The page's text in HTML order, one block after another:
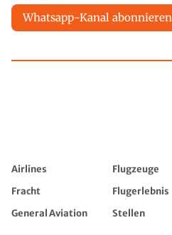
Whatsapp-Kanal abonnieren
Airlines Flugzeuge
Fracht
Flugerlebnis
General Aviation
Stellen